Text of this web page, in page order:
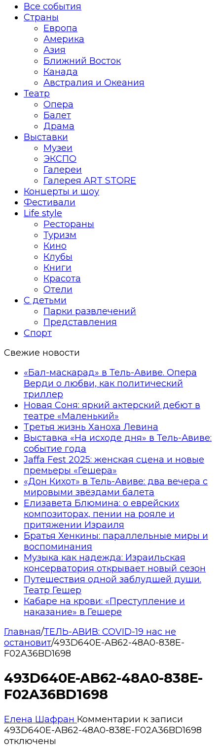
Все события
Страны
Европа
Америка
Азия
Ближний Восток
Канада
Австралия и Океания
Театр
Опера
Балет
Драма
Выставки
Музеи
ЭКСПО
Галереи
Галерея ART STORE
Концерты и шоу
Фестивали
Life style
Рестораны
Туризм
Кино
Клубы
Книги
Красота
Отели
С детьми
Парки развлечений
Представления
Спорт
Свежие новости
«Бал-маскарад» в Тель-Авиве. Опера
Верди о любви, как политический
триллер
Новая Соня: яркий актерский дебют в
театре «Маленький»
Третья жизнь Ханоха Левина
Выставка «На исходе дня» в Тель-Авиве:
событие года
Jaffa Fest 2025: женская сцена и новые
премьеры «Гешера»
«Дон Кихот» в Тель-Авиве: два вечера с
мировыми звёздами балета
Елизавета Блюмина: о еврейских
композиторах, пении на рояле и
притяжении Израиля
Братья Хенкины: параллельные миры и
воспоминания
Музыка как надежда: Израильская
консерватория открывает новый сезон
Путешествия одной заблудшей души.
Театр Гешер
Кабаре на крови: «Преступление и
наказание» в Гешере
Главная/ТЕЛЬ-АВИВ: COVID-19 нас не
остановит/493D640E-AB62-48A0-838E-
F02A36BD1698
493D640E-AB62-48A0-838E-
F02A36BD1698
Елена Шафран Комментарии к записи
493D640E-AB62-48A0-838E-F02A36BD1698
отключены